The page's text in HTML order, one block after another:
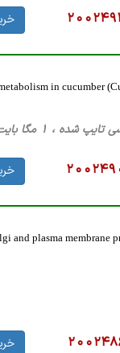
in cucumber
and plasma membrane